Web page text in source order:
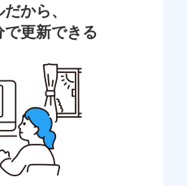
から、
更新できる